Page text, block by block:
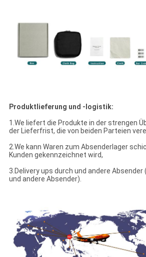
Produktlieferung und -logistik:
1.We liefert die Produkte in der strengen
der Lieferfrist, die von beiden Parteien
2.We kann Waren zum Absenderlager
Kunden gekennzeichnet wird,
3.Delivery ups durch und andere
und andere Absender).